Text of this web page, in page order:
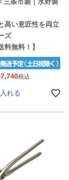
高い意匠性を両立
ズ
料無料！】
税込
れる